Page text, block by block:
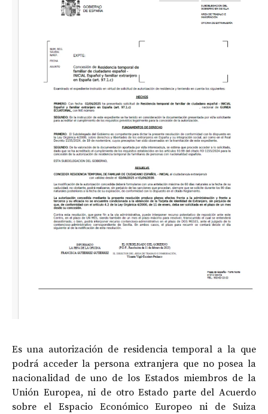
Es una autorización de residencia temporal a la que
podrá acceder la persona extranjera que no posea la
nacionalidad de uno de los Estados miembros de la
Unión Europea, ni de otro Estado parte del Acuerdo
sobre el Espacio Económico Europeo ni de Suiza